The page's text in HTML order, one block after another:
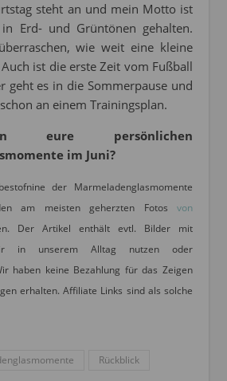
steht an und mein Motto ist
Erd- und Grüntönen gehalten.
wie weit eine kleine
ist die erste Zeit vom Fußball
geht es in die Sommerpause und
an einem Trainingsplan.
eure persönlichen
im Juni?
der Marmeladenglasmomente
am meisten geherzten Fotos von
Der Artikel enthält evtl. Bilder mit
in unserem Alltag nutzen oder
haben keine Bezahlung für das Zeigen
erhalten. Affiliate Links sind als solche
Rückblick